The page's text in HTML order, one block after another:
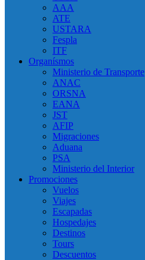
AAA
ATE
USTARA
Fespla
ITF
Organísmos
Ministerio de Transporte
ANAC
ORSNA
EANA
JST
AFIP
Migraciones
Aduana
PSA
Ministerio del Interior
Promociones
Vuelos
Viajes
Escapadas
Hospedajes
Destinos
Tours
Descuentos